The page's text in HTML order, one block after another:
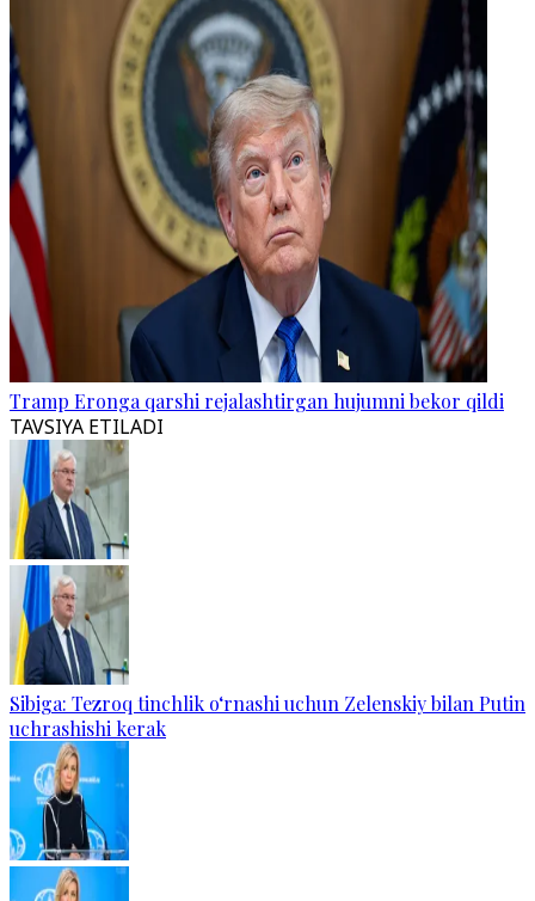
Tramp Eronga qarshi rejalashtirgan hujumni bekor qildi
TAVSIYA ETILADI
Sibiga: Tezroq tinchlik o‘rnashi uchun Zelenskiy bilan Putin
uchrashishi kerak